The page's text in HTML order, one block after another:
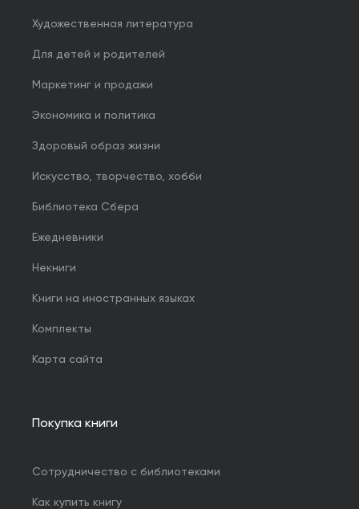
Художественная литература
Для детей и родителей
Маркетинг и продажи
Экономика и политика
Здоровый образ жизни
Искусство, творчество, хобби
Библиотека Сбера
Ежедневники
Некниги
Книги на иностранных языках
Комплекты
Карта сайта
Покупка книги
Сотрудничество с библиотеками
Как купить книгу